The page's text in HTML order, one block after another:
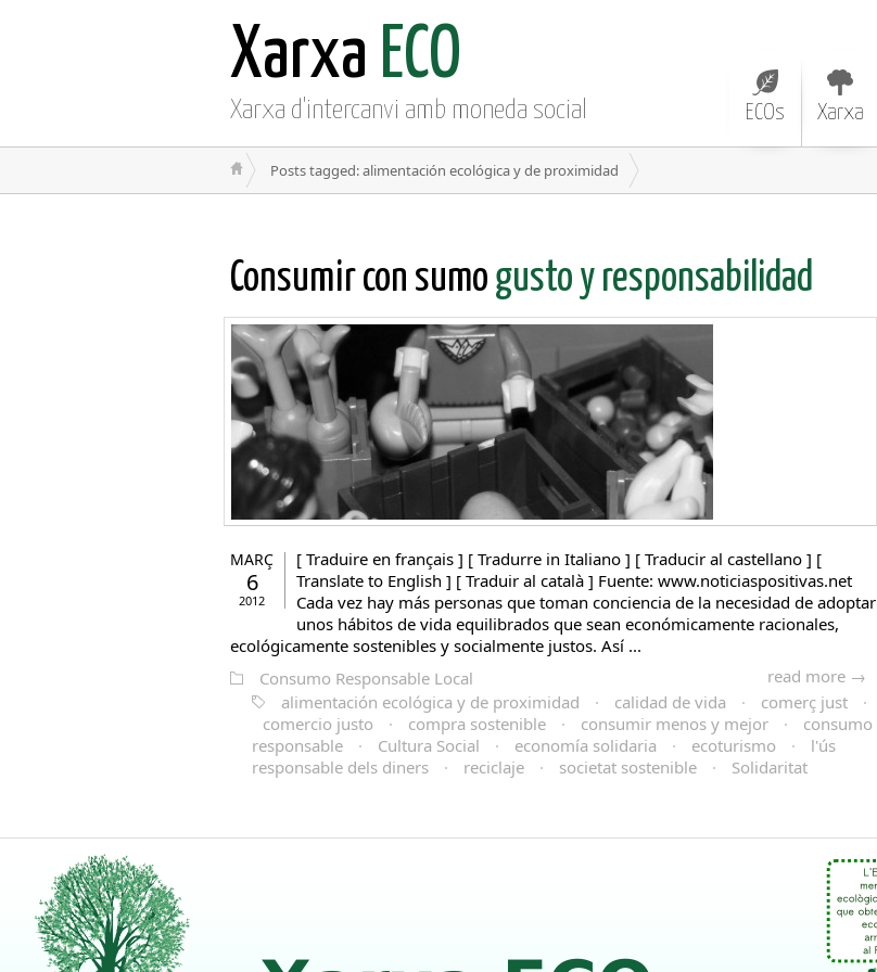
Xarxa ECO
Xarxa d'intercanvi amb moneda social ECOs Xarxa
Posts tagged: alimentación ecológica y de proximidad
Consumir con sumo gusto y responsabilidad
MARÇ
6
2012
[ Traduire en français ] [ Tradurre in Italiano ] [ Traducir al castellano ] [
Translate to English ] [ Traduir al català ] Fuente: www.noticiaspositivas.net
Cada vez hay más personas que toman conciencia de la necesidad de adoptar
unos hábitos de vida equilibrados que sean económicamente racionales,
ecológicamente sostenibles y socialmente justos. Así ...
read more →
Consumo Responsable Local
alimentación ecológica y de proximidad
· calidad de vida · comerç just
·
comercio justo
· compra sostenible · consumir menos y mejor ·
consumo
responsable
· Cultura Social · economía solidaria · ecoturismo ·
l'ús
responsable dels diners
· reciclaje · societat sostenible · Solidaritat